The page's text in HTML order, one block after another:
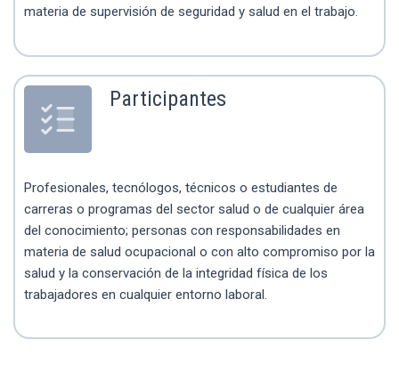
materia de supervisión de seguridad y salud en el trabajo.
Participantes
Profesionales, tecnólogos, técnicos o estudiantes de
carreras o programas del sector salud o de cualquier área
del conocimiento; personas con responsabilidades en
materia de salud ocupacional o con alto compromiso por la
salud y la conservación de la integridad física de los
trabajadores en cualquier entorno laboral.